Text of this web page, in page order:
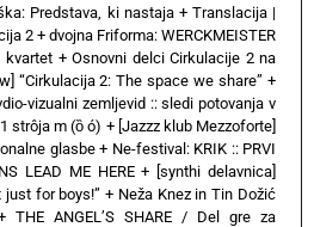
Predstava, ki nastaja+ Translacija |
2 + dvojna Friforma: WERCKMEISTER
kvartet +Osnovni delci Cirkulacije 2 na
“Cirkulacija 2: The space we share” +
vizualni zemljevid :: sledi potovanja v
strôja m (ȍ ó) + [Jazzz klub Mezzoforte]
glasbe+ Ne-festival: KRIK :: PRVI
LEAD ME HERE+ [synthi delavnica]
just for boys!” + Neža Knez in Tin Dožić
THE ANGEL’S SHARE / Del gre za